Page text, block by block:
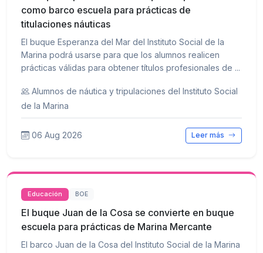
como barco escuela para prácticas de
titulaciones náuticas
El buque Esperanza del Mar del Instituto Social de la
Marina podrá usarse para que los alumnos realicen
prácticas válidas para obtener títulos profesionales de ...
Alumnos de náutica y tripulaciones del Instituto Social
de la Marina
06 Aug 2026 Leer más
Educación BOE
El buque Juan de la Cosa se convierte en buque
escuela para prácticas de Marina Mercante
El barco Juan de la Cosa del Instituto Social de la Marina